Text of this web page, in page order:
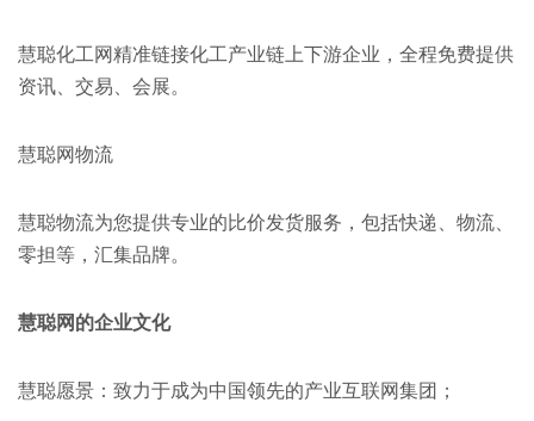
慧聪化工网精准链接化工产业链上下游企业，全程免费提供
资讯、交易、会展。
慧聪网物流
慧聪物流为您提供专业的比价发货服务，包括快递、物流、
零担等，汇集品牌。
慧聪网的企业文化
慧聪愿景：致力于成为中国领先的产业互联网集团；